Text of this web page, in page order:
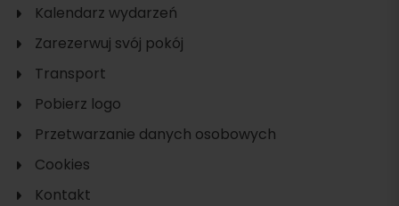
Kalendarz wydarzeń
Zarezerwuj svój pokój
Transport
Pobierz logo
Przetwarzanie danych osobowych
Cookies
Kontakt